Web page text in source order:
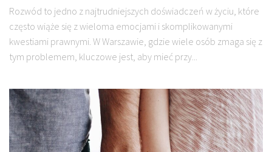
Rozwód to jedno z najtrudniejszych doświadczeń w życiu, które
często wiąże się z wieloma emocjami i skomplikowanymi
kwestiami prawnymi. W Warszawie, gdzie wiele osób zmaga się z
tym problemem, kluczowe jest, aby mieć przy...